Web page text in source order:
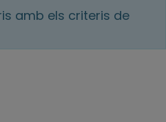
amb els criteris de